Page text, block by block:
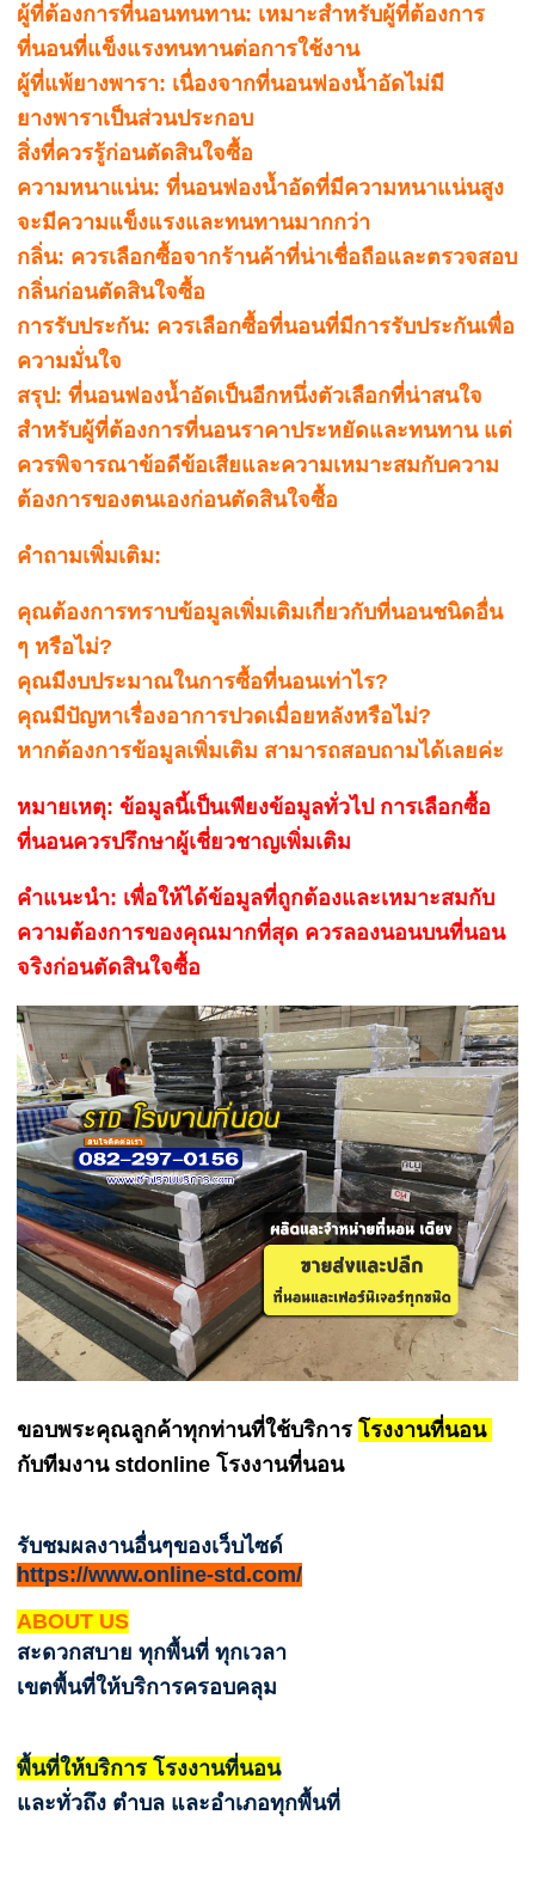
ผู้ที่ต้องการที่นอนทนทาน: เหมาะสำหรับผู้ที่ต้องการ
ที่นอนที่แข็งแรงทนทานต่อการใช้งาน
ผู้ที่แพ้ยางพารา: เนื่องจากที่นอนฟองน้ำอัดไม่มี
ยางพาราเป็นส่วนประกอบ
สิ่งที่ควรรู้ก่อนตัดสินใจซื้อ
ความหนาแน่น: ที่นอนฟองน้ำอัดที่มีความหนาแน่นสูง
จะมีความแข็งแรงและทนทานมากกว่า
กลิ่น: ควรเลือกซื้อจากร้านค้าที่น่าเชื่อถือและตรวจสอบ
กลิ่นก่อนตัดสินใจซื้อ
การรับประกัน: ควรเลือกซื้อที่นอนที่มีการรับประกันเพื่อ
ความมั่นใจ
สรุป: ที่นอนฟองน้ำอัดเป็นอีกหนึ่งตัวเลือกที่น่าสนใจ
สำหรับผู้ที่ต้องการที่นอนราคาประหยัดและทนทาน แต่
ควรพิจารณาข้อดีข้อเสียและความเหมาะสมกับความ
ต้องการของตนเองก่อนตัดสินใจซื้อ
คำถามเพิ่มเติม:
คุณต้องการทราบข้อมูลเพิ่มเติมเกี่ยวกับที่นอนชนิดอื่น
ๆ หรือไม่?
คุณมีงบประมาณในการซื้อที่นอนเท่าไร?
คุณมีปัญหาเรื่องอาการปวดเมื่อยหลังหรือไม่?
หากต้องการข้อมูลเพิ่มเติม สามารถสอบถามได้เลยค่ะ
หมายเหตุ: ข้อมูลนี้เป็นเพียงข้อมูลทั่วไป การเลือกซื้อ
ที่นอนควรปรึกษาผู้เชี่ยวชาญเพิ่มเติม
คำแนะนำ: เพื่อให้ได้ข้อมูลที่ถูกต้องและเหมาะสมกับ
ความต้องการของคุณมากที่สุด ควรลองนอนบนที่นอน
จริงก่อนตัดสินใจซื้อ
ขอบพระคุณลูกค้าทุกท่านที่ใช้บริการโรงงานที่นอน
กับทีมงาน stdonline โรงงานที่นอน
รับชมผลงานอื่นๆของเว็บไซด์
https://www.online-std.com/
ABOUT US
สะดวกสบาย ทุกพื้นที่ ทุกเวลา
เขตพื้นที่ให้บริการครอบคลุม
พื้นที่ให้บริการ โรงงานที่นอน
และทั่วถึง ตำบล และอำเภอทุกพื้นที่